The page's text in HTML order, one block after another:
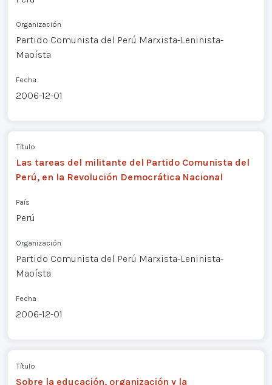
Organización
Partido Comunista del Perú Marxista-Leninista-
Maoísta
Fecha
2006-12-01
Título
Las tareas del militante del Partido Comunista del
Perú, en la Revolución Democrática Nacional
País
Perú
Organización
Partido Comunista del Perú Marxista-Leninista-
Maoísta
Fecha
2006-12-01
Título
Sobre la educación, organización y la